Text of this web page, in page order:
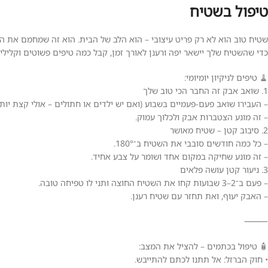
טיפול בשטיח
שטיח טוב הוא לא רק פריט עיצובי – הוא הלב של הבית. הוא זה שמחמם את
כדי שהשטיח שלך יישאר יפה ורענן לאורך זמן, קבל כמה טיפים פשוטים
🧹 טיפים לניקיון יומיומי:
1. שואב אבק זה החבר הכי טוב שלך
– העבירו שואב פעם-פעמיים בשבוע (ואם יש ילדים או חתולים – אולי קצת
– זה מונע הצטברות אבק ולכלוך עמוק.
2. סיבוב קטן – שטיח מאושר
– כל כמה חודשים סובבי את השטיח ב־180°.
– זה מונע שחיקה במקום אחד ושומר על צבע אחיד.
3. ניעור קטן עושה פלאים
– פעם ב־2–3 שבועות קחו את השטיח החוצה ותני לו טפיחה טובה.
– האבק יעוף, ואת תחזר עם שטיח רענן.
⸻
🧴 טיפול בכתמים – להציל את המצב:
• חוק הברזל: אל תתנו לכתם להתייבש.